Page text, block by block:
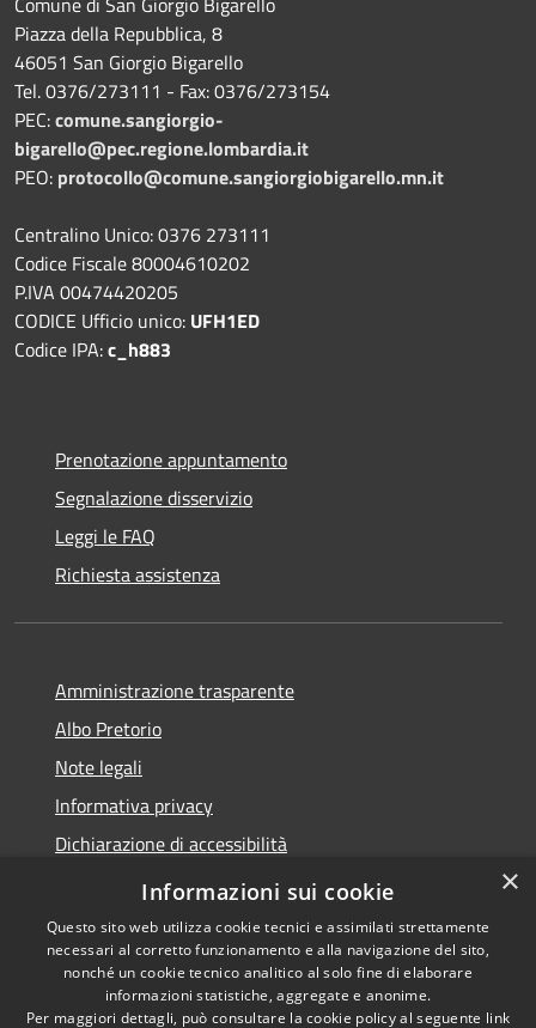
Piazza della Repubblica, 8
46051 San Giorgio Bigarello
Tel. 0376/273111 - Fax: 0376/273154
PEC:comune.sangiorgio-
bigarello@pec.regione.lombardia.it
PEO: protocollo@comune.sangiorgiobigarello.mn.it
Centralino Unico: 0376 273111
Codice Fiscale 80004610202
P.IVA 00474420205
CODICE Ufficio unico: UFH1ED
Codice IPA:c_h883
Prenotazione appuntamento
Segnalazione disservizio
Leggi le FAQ
Richiesta assistenza
Amministrazione trasparente
Albo Pretorio
Note legali
Informativa privacy
Dichiarazione di accessibilità
Obiettivi di accessibilità
Copyright © 2026 • Comune di
×
Informazioni sui cookie
Questo sito web utilizza cookie tecnici e assimilati strettamente
necessari al corretto funzionamento e alla navigazione del sito,
nonché un cookie tecnico analitico al solo fine di elaborare
informazioni statistiche, aggregate e anonime.
Per maggiori dettagli, può consultare la cookie policy al seguente link